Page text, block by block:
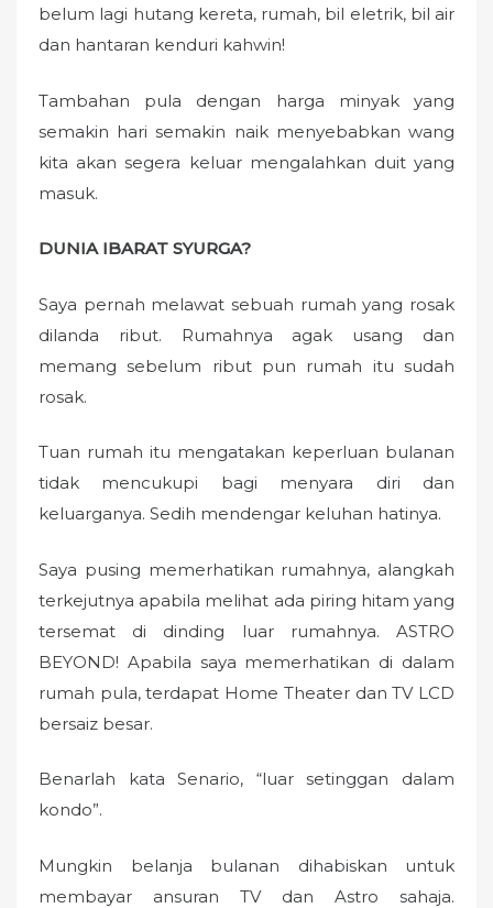
belum lagi hutang kereta, rumah, bil eletrik, bil air
dan hantaran kenduri kahwin!
Tambahan pula dengan harga minyak yang
semakin hari semakin naik menyebabkan wang
kita akan segera keluar mengalahkan duit yang
masuk.
DUNIA IBARAT SYURGA?
Saya pernah melawat sebuah rumah yang rosak
dilanda ribut. Rumahnya agak usang dan
memang sebelum ribut pun rumah itu sudah
rosak.
Tuan rumah itu mengatakan keperluan bulanan
tidak mencukupi bagi menyara diri dan
keluarganya. Sedih mendengar keluhan hatinya.
Saya pusing memerhatikan rumahnya, alangkah
terkejutnya apabila melihat ada piring hitam yang
tersemat di dinding luar rumahnya. ASTRO
BEYOND! Apabila saya memerhatikan di dalam
rumah pula, terdapat Home Theater dan TV LCD
bersaiz besar.
Benarlah kata Senario, “luar setinggan dalam
kondo”.
Mungkin belanja bulanan dihabiskan untuk
membayar ansuran TV dan Astro sahaja.